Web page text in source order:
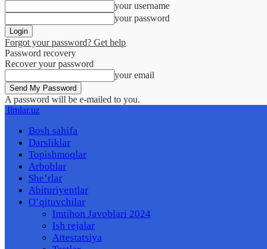
your username
your password
Forgot your password? Get help
Password recovery
Recover your password
your email
A password will be e-mailed to you.
Ilmlar.uz
Bosh sahifa
Darsliklar
Topishmoqlar
Arboblar
She’rlar
Abituriyentlar
O’qituvchilar
Imtihon Javoblari 2024
Ish rejalar
Attestatsiya